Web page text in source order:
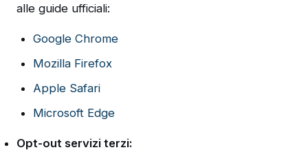
alle guide ufficiali:
Google Chrome
Mozilla Firefox
Apple Safari
Microsoft Edge
Opt-out servizi terzi: